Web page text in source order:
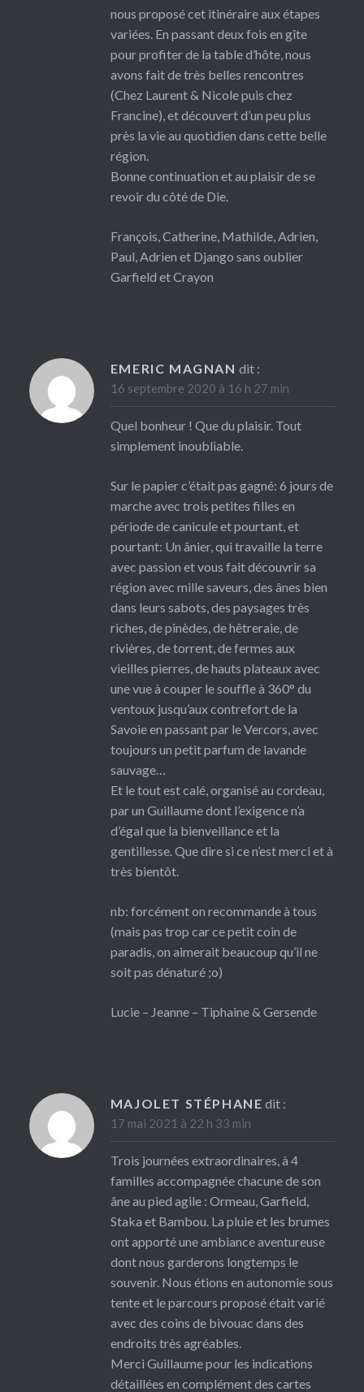
nous proposé cet itinéraire aux étapes
variées. En passant deux fois en gîte
pour profiter de la table d’hôte, nous
avons fait de très belles rencontres
(Chez Laurent & Nicole puis chez
Francine), et découvert d’un peu plus
près la vie au quotidien dans cette belle
région.
Bonne continuation et au plaisir de se
revoir du côté de Die.
François, Catherine, Mathilde, Adrien,
Paul, Adrien et Django sans oublier
Garfield et Crayon
EMERIC MAGNAN dit :
16 septembre 2020 à 16 h 27 min
Quel bonheur ! Que du plaisir. Tout
simplement inoubliable.
Sur le papier c’était pas gagné: 6 jours de
marche avec trois petites filles en
période de canicule et pourtant, et
pourtant: Un ânier, qui travaille la terre
avec passion et vous fait découvrir sa
région avec mille saveurs, des ânes bien
dans leurs sabots, des paysages très
riches, de pinèdes, de hêtreraie, de
rivières, de torrent, de fermes aux
vieilles pierres, de hauts plateaux avec
une vue à couper le souffle à 360° du
ventoux jusqu’aux contrefort de la
Savoie en passant par le Vercors, avec
toujours un petit parfum de lavande
sauvage…
Et le tout est calé, organisé au cordeau,
par un Guillaume dont l’exigence n’a
d’égal que la bienveillance et la
gentillesse. Que dire si ce n’est merci et à
très bientôt.
nb: forcément on recommande à tous
(mais pas trop car ce petit coin de
paradis, on aimerait beaucoup qu’il ne
soit pas dénaturé ;o)
Lucie – Jeanne – Tiphaine & Gersende
MAJOLET STÉPHANE dit :
17 mai 2021 à 22 h 33 min
Trois journées extraordinaires, à 4
familles accompagnée chacune de son
âne au pied agile : Ormeau, Garfield,
Staka et Bambou. La pluie et les brumes
ont apporté une ambiance aventureuse
dont nous garderons longtemps le
souvenir. Nous étions en autonomie sous
tente et le parcours proposé était varié
avec des coins de bivouac dans des
endroits très agréables.
Merci Guillaume pour les indications
détaillées en complément des cartes